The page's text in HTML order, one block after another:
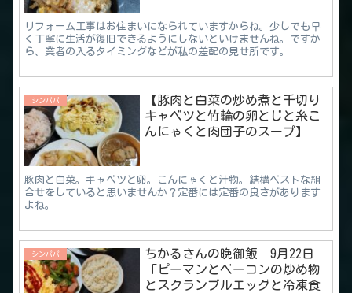
リフォーム工事はお住まいになられていますからね。少しでも早
く丁寧に生活が復旧できるようにしないといけませんね。ですか
ら、業者の入るタイミングなどが私の差配の見せ所です。
シンパパ
【豚肉と白菜の炒め煮と千切り
キャベツと竹輪の卵とじと糸こ
んにゃくと肉団子のスープ】
豚肉と白菜。キャベツと卵。こんにゃくと汁物。結構ベストな組
合せをしていると思いませんか？定番には定番の良さがあります
よね。
シンパパ
ちかるさんの晩御飯 9月22日
「ピーマンとベーコンの炒め物
とスクランブルエッグと冷凍食